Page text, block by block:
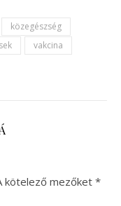
közegészség
vakcina
kötelező mezőket *